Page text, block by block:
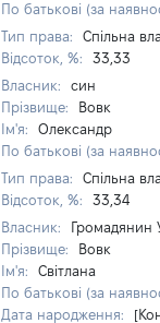
По батькові (за
Тип права:
Спільна
Відсоток, %:
33,33
Власник:
син
Прізвище:
Вовк
Ім'я:
Олександр
По батькові (за
Тип права:
Спільна
Відсоток, %:
33,34
Власник:
Громадянин
Прізвище:
Вовк
Ім'я:
Світлана
По батькові (за
Дата народження: